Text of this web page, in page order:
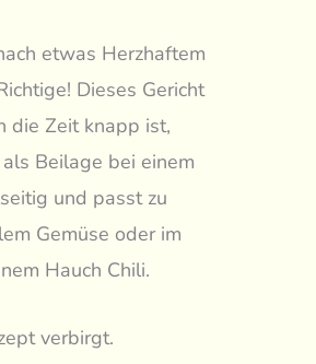
etwas Herzhaftem
Dieses Gericht
die Zeit knapp ist,
Beilage bei einem
und passt zu
Gemüse oder im
Hauch Chili.
verbirgt.